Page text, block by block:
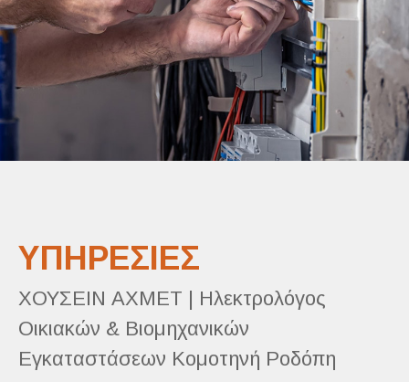
ΥΠΗΡΕΣΙΕΣ
ΧΟΥΣΕΙΝ ΑΧМЕТ | Ηλεκτρολόγος
Οικιακών & Βιομηχανικών
Εγκαταστάσεων Κομοτηνή Ροδόπη